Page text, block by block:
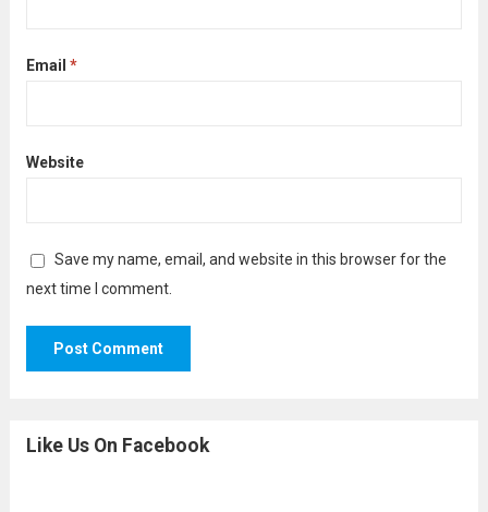
Email *
Website
Save my name, email, and website in this browser for the
next time I comment.
Like Us On Facebook